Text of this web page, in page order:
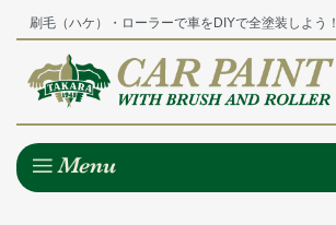
刷毛（ハケ）・ローラーで車をDIYで全塗装しよう！